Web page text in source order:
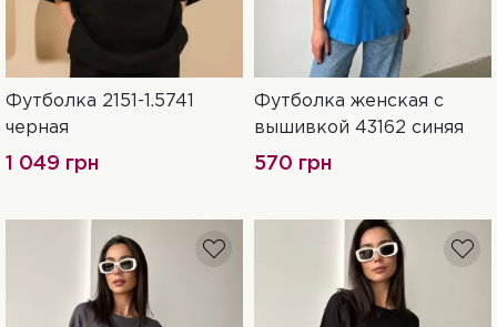
52 S-M L-XL
Футболка 2151-1.5741
черная
1 049 грн
42 44
Футболка женская с
вышивкой 43162 синяя
570 грн